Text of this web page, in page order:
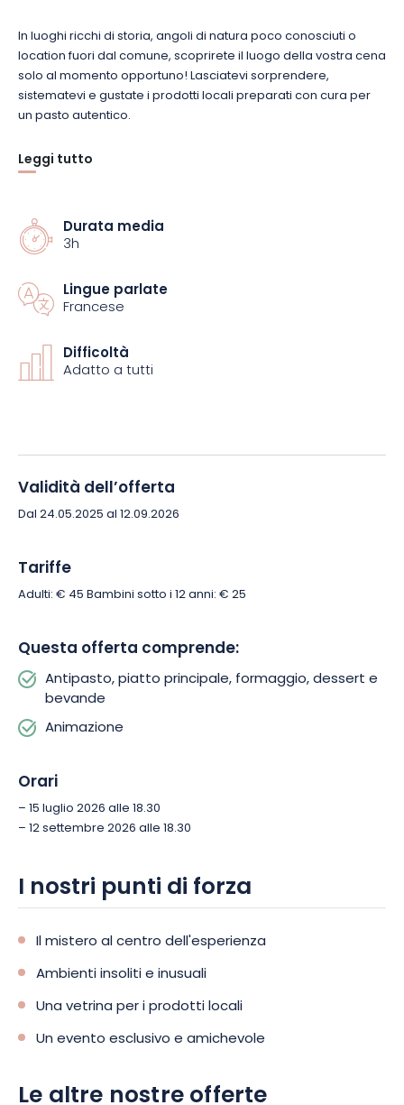
In luoghi ricchi di storia, angoli di natura poco conosciuti o
location fuori dal comune, scoprirete il luogo della vostra cena
solo al momento opportuno! Lasciatevi sorprendere,
sistematevi e gustate i prodotti locali preparati con cura per
un pasto autentico.
Scegliete l’inaspettato e immergetevi in un’esperienza in cui
avreste mai immaginato!
Leggi tutto
Durata media
3h
Lingue parlate
Francese
Difficoltà
Adatto a tutti
Validità dell’offerta
Dal 24.05.2025 al 12.09.2026
Tariffe
Adulti: € 45 Bambini sotto i 12 anni: € 25
Questa offerta comprende:
Antipasto, piatto principale, formaggio, dessert e
bevande
Animazione
Orari
– 15 luglio 2026 alle 18.30
– 12 settembre 2026 alle 18.30
I nostri punti di forza
Il mistero al centro dell'esperienza
Ambienti insoliti e inusuali
Una vetrina per i prodotti locali
Un evento esclusivo e amichevole
Le altre nostre offerte